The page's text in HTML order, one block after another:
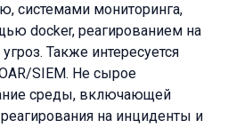
системами мониторинга,
docker, реагированием на
Также интересуется
SIEM. Не сырое
среды, включающей
на инциденты и